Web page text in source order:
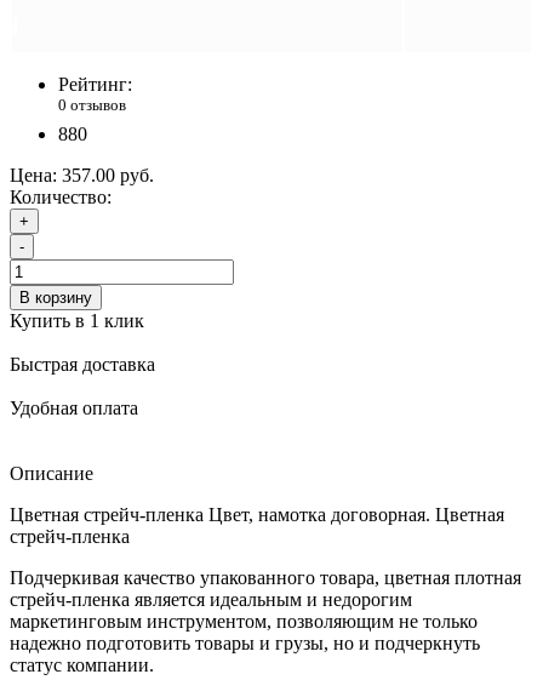
Рейтинг:
0 отзывов
880
Цена: 357.00 руб.
Количество:
+
-
В корзину
Купить в 1 клик
Быстрая доставка
Удобная оплата
Описание
Цветная стрейч-пленка Цвет, намотка договорная. Цветная
стрейч-пленка
Подчеркивая качество упакованного товара, цветная плотная
стрейч-пленка является идеальным и недорогим
маркетинговым инструментом, позволяющим не только
надежно подготовить товары и грузы, но и подчеркнуть
статус компании.